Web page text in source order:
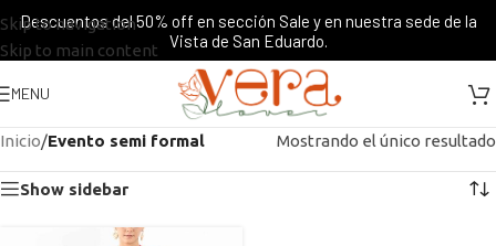
Skip to navigation
Skip to main content
Descuentos del 50% off en sección Sale y en nuestra sede de la
Vista de San Eduardo.
MENU
Inicio/Evento semi formal Mostrando el único resultado
Show sidebar